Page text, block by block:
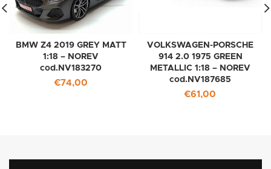
BMW Z4 2019 GREY MATT
1:18 – NOREV
cod.NV183270
€74,00
VOLKSWAGEN-PORSCHE
914 2.0 1975 GREEN
METALLIC 1:18 – NOREV
cod.NV187685
€61,00